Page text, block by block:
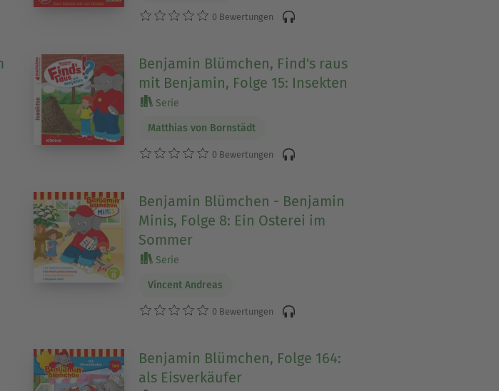
0 Bewertungen
Benjamin Blümchen, Find's raus
mit Benjamin, Folge 15: Insekten
Serie
Matthias von Bornstädt
0 Bewertungen
Benjamin Blümchen - Benjamin
Minis, Folge 8: Ein Osterei im
Sommer
Serie
Vincent Andreas
0 Bewertungen
Benjamin Blümchen, Folge 164:
als Eisverkäufer